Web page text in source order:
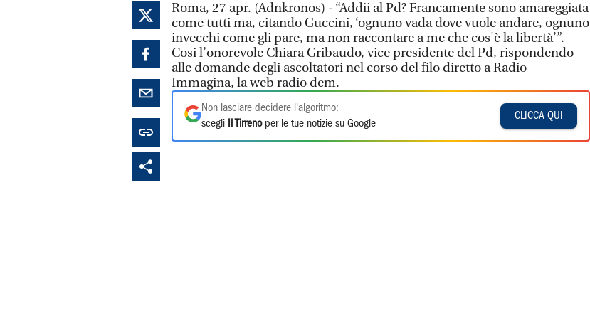
Roma, 27 apr. (Adnkronos) - “Addii al Pd? Francamente sono amareggiata
come tutti ma, citando Guccini, ‘ognuno vada dove vuole andare, ognuno
invecchi come gli pare, ma non raccontare a me che cos'è la libertà’”.
Cosi l’onorevole Chiara Gribaudo, vice presidente del Pd, rispondendo
alle domande degli ascoltatori nel corso del filo diretto a Radio
Immagina, la web radio dem.
Non lasciare decidere l'algoritmo:
scegli
Il Tirrenoper le tue notizie su Google
CLICCA QUI